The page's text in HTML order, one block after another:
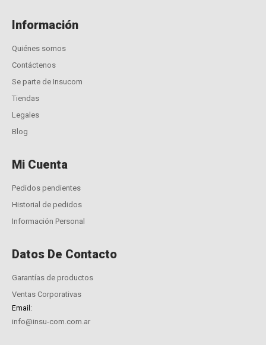
Información
Quiénes somos
Contáctenos
Se parte de Insucom
Tiendas
Legales
Blog
Mi Cuenta
Pedidos pendientes
Historial de pedidos
Información Personal
Datos De Contacto
Garantías de productos
Ventas Corporativas
Email:
info@insu-com.com.ar